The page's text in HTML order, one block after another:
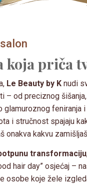
koja priča
Le Beauty by K nudi
– od preciznog
glamuroznog feniranja
i stručnost spajaju
onakva kakvu
transformaciju
hair day” osjećaj –
osobe koje žele